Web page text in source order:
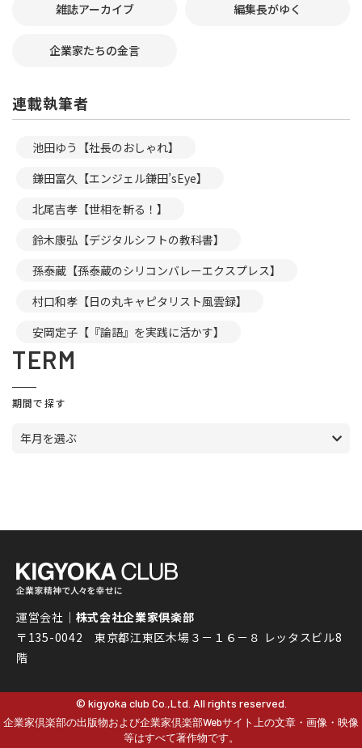
雑誌アーカイブ 編集長がゆく
企業家たちの金言
連載執筆者
池田ゆう【社長のおしゃれ】
鎌田富久【エンジェル鎌田’sEye】
北尾吉孝【世相を斬る！】
鈴木康弘【デジタルシフトの教科書】
孫泰蔵【孫泰蔵のシリコンバレーエクスプレス】
村口和孝【日の丸キャピタリスト風雲録】
安岡定子【『論語』を実践に活かす】
TERM
期間で探す
年月を選ぶ
運営会社｜ 株式会社企業家倶楽部
〒135-0042 東京都江東区木場３－１６－８ レッタスビル8
階
© kigyoka club Co.,Ltd. All rights reserved.
企業家倶楽部の出版物および企業家倶楽部Webサイト上の文章・画像・映像
等はすべて著作物です。